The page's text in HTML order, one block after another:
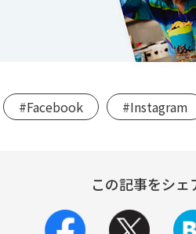
#Facebook #Instagram
この記事をシェ